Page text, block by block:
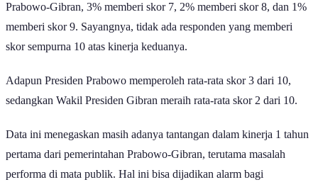
Prabowo-Gibran, 3% memberi skor 7, 2% memberi skor 8, dan 1%
memberi skor 9. Sayangnya, tidak ada responden yang memberi
skor sempurna 10 atas kinerja keduanya.
Adapun Presiden Prabowo memperoleh rata-rata skor 3 dari 10,
sedangkan Wakil Presiden Gibran meraih rata-rata skor 2 dari 10.
Data ini menegaskan masih adanya tantangan dalam kinerja 1 tahun
pertama dari pemerintahan Prabowo-Gibran, terutama masalah
performa di mata publik. Hal ini bisa dijadikan alarm bagi